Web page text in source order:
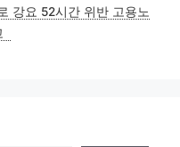
강요 52시간 위반 고용노